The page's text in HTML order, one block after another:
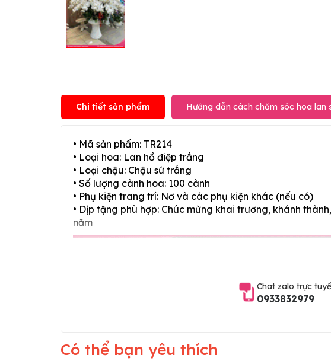
Chi tiết sản phẩm Hướng dẫn cách chăm sóc hoa lan
• Mã sản phẩm: TR214
• Loại hoa: Lan hồ điệp trắng
• Loại chậu: Chậu sứ trắng
• Số lượng cành hoa: 100 cành
• Phụ kiện trang trí: Nơ và các phụ kiện khác (nếu có)
• Dịp tặng phù hợp: Chúc mừng khai trương, khánh
năm
Chat zalo trực
0933832979
Có thể bạn yêu thích